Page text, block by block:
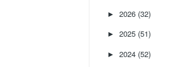
► 2026 (32)
► 2025 (51)
► 2024 (52)